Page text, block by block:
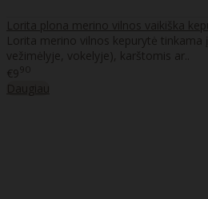
Lorita plona merino vilnos vaikiška
Lorita merino vilnos kepurytė tinkama
vežimėlyje, vokelyje), karštomis ar..
€990
Daugiau